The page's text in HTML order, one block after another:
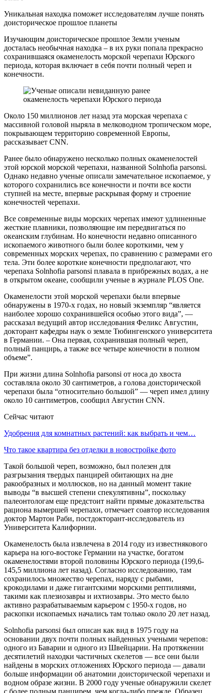
Уникальная находка поможет исследователям лучше понять
доисторическое прошлое планеты
Изучающим доисторическое прошлое Земли ученым
досталась необычная находка – в их руки попала прекрасно
сохранившаяся окаменелость морской черепахи Юрского
периода, которая включает в себя почти полный череп и
конечности.
Около 150 миллионов лет назад эта морская черепаха с
массивной головой ныряла в мелководном тропическом море,
покрывающем территорию современной Европы,
рассказывает CNN.
Ранее было обнаружено несколько полных окаменелостей
этой юрской морской черепахи, названной Solnhofia parsonsi.
Однако недавно ученые описали замечательное ископаемое, у
которого сохранились все конечности и почти все кости
ступней на месте, впервые раскрывая форму и строение
конечностей черепахи.
Все современные виды морских черепах имеют удлиненные
жесткие плавники, позволяющие им передвигаться по
океанским глубинам. Но конечности недавно описанного
ископаемого животного были более короткими, чем у
современных морских черепах, по сравнению с размерами его
тела. Эти более короткие конечности предполагают, что
черепаха Solnhofia parsonsi плавала в прибрежных водах, а не
в открытом океане, сообщили ученые в журнале PLOS One.
Окаменелости этой морской черепахи были впервые
обнаружены в 1970-х годах, но новый экземпляр “является
наиболее хорошо сохранившейся особью этого вида”, —
рассказал ведущий автор исследования Феликс Августин,
докторант кафедры наук о земле Тюбингенского университета
в Германии. – Она первая, сохранившая полный череп,
полный панцирь, а также все четыре конечности в полном
объеме”.
При жизни длина Solnhofia parsonsi от носа до хвоста
составляла около 30 сантиметров, а голова доисторической
черепахи была “относительно большой” — череп имел длину
около 10 сантиметров, сообщил Августин CNN.
Сейчас читают
Удобрения для комнатных растений: как выбрать и чем…
Что такое квартира без отделки в новостройке фото
Такой большой череп, возможно, был полезен для
разгрызания твердых панцирей обитающих на дне
ракообразных и моллюсков, но на данный момент такие
выводы “в высшей степени спекулятивны”, поскольку
палеонтологам еще предстоит найти прямые доказательства
рациона вымершей черепахи, отмечает соавтор исследования
доктор Мартон Раби, постдокторант-исследователь из
Университета Калифорнии.
Окаменелость была извлечена в 2014 году из известнякового
карьера на юго-востоке Германии на участке, богатом
окаменелостями второй половины Юрского периода (199,6-
145,5 миллиона лет назад). Согласно исследованию, там
сохранилось множество черепах, наряду с рыбами,
крокодилами и даже гигантскими морскими рептилиями,
такими как плезиозавры и ихтиозавры. Это место было
активно разрабатываемым карьером с 1950-х годов, но
раскопки ископаемых начались там только около 20 лет назад.
Solnhofia parsonsi был описан как вид в 1975 году на
основании двух почти полных найденных учеными черепов:
одного из Баварии и одного из Швейцарии. На протяжении
десятилетий находки частичных скелетов — все они были
найдены в морских отложениях Юрского периода — давали
больше информации об анатомии доисторической черепахи и
водном образе жизни. В 2000 году ученые обнаружили скелет
с более полным панцирем, чем когда-либо прежде. Образец